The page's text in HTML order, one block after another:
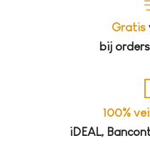
Gratis
bij
100%
iDEAL,